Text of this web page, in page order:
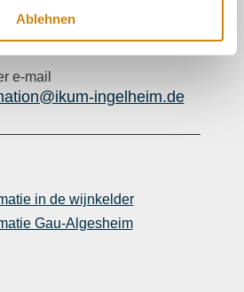
Ablehnen
Contact:
200
e-mail
ingelheim.de
in de wijnkelder
Gau-Algesheim